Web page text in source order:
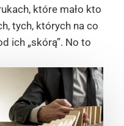
które mało kto
tych, których na co
ich „skórą”. No to